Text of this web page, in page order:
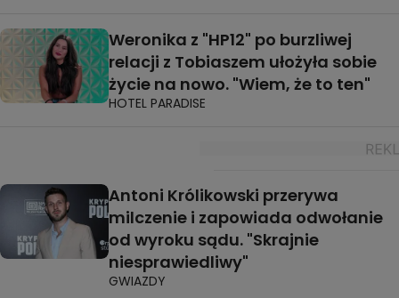
Weronika z "HP12" po burzliwej
relacji z Tobiaszem ułożyła sobie
życie na nowo. "Wiem, że to ten"
HOTEL PARADISE
Antoni Królikowski przerywa
milczenie i zapowiada odwołanie
od wyroku sądu. "Skrajnie
niesprawiedliwy"
GWIAZDY